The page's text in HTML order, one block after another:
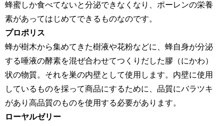
蜂蜜しか食べてないと分泌できなくなり、ポーレンの栄養
素があってはじめてできるものなのです。
プロポリス
蜂が樹木から集めてきた樹液や花粉などに、蜂自身が分泌
する唾液の酵素を混ぜ合わせてつくりだした膠（にかわ）
状の物質。それを巣の内壁として使用します。内壁に使用
しているものを採って商品にするために、品質にバラツキ
があり高品質のものを使用する必要があります。
ローヤルゼリー